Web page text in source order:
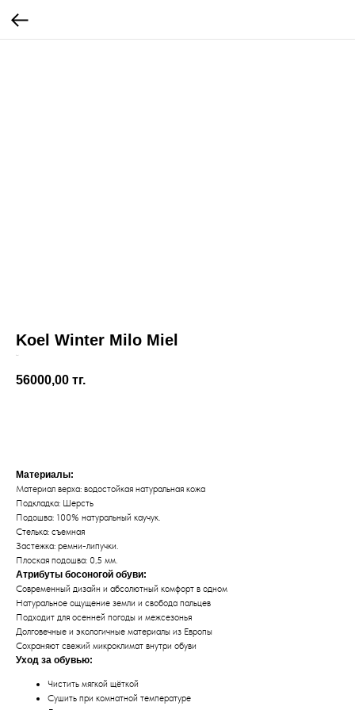
Koel Winter Milo Miel
56000,00 тг.
Материалы:
Материал верха: водостойкая натуральная кожа
Подкладка: Шерсть
Подошва: 100% натуральный каучук.
Стелька: съемная
Застежка: ремни-липучки.
Плоская подошва: 0,5 мм.
Атрибуты босоногой обуви:
Современный дизайн и абсолютный комфорт в одном
Натуральное ощущение земли и свобода пальцев
Подходит для осенней погоды и межсезонья
Долговечные и экологичные материалы из Европы
Сохраняют свежий микроклимат внутри обуви
Уход за обувью:
Чистить мягкой щёткой
Сушить при комнатной температуре